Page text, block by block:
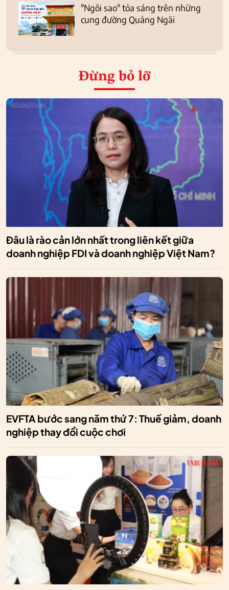
"Ngôi sao" tỏa sáng trên những
cung đường Quảng Ngãi
Đừng bỏ lỡ
Đâu là rào cản lớn nhất trong liên kết giữa
doanh nghiệp FDI và doanh nghiệp Việt Nam?
EVFTA bước sang năm thứ 7: Thuế giảm, doanh
nghiệp thay đổi cuộc chơi